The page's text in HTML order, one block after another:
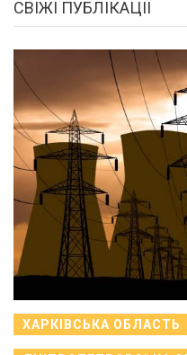
СВІЖІ ПУБЛІКАЦІЇ
ХАРКІВСЬКА ОБЛАСТЬ